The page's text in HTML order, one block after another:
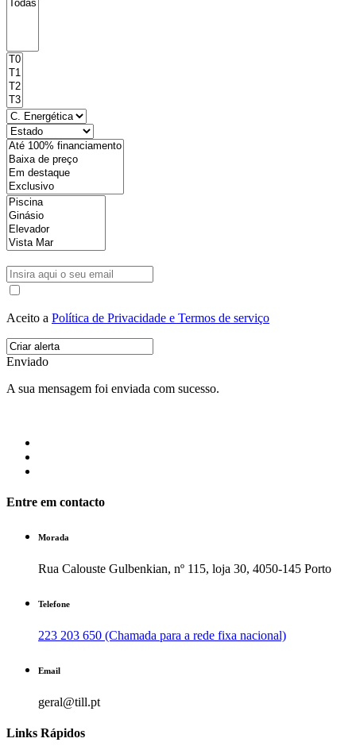
Aceito a Política de Privacidade e Termos de serviço
Enviado
A sua mensagem foi enviada com sucesso.
Entre em contacto
Morada
Rua Calouste Gulbenkian, nº 115, loja 30, 4050-145 Porto
Telefone
223 203 650 (Chamada para a rede fixa nacional)
Email
geral@till.pt
Links Rápidos